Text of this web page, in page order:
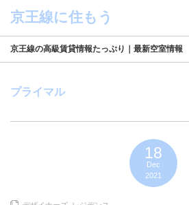
京王線の高級賃貸情報たっぷり｜最新空室情報
プライマル
18
Dec
2021